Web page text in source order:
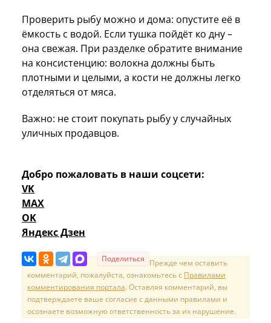
Проверить рыбу можно и дома: опустите её в
ёмкость с водой. Если тушка пойдёт ко дну –
она свежая. При разделке обратите внимание
на консистенцию: волокна должны быть
плотными и целыми, а кости не должны легко
отделяться от мяса.
Важно: не стоит покупать рыбу у случайных
уличных продавцов.
Добро пожаловать в наши соцсети:
VK
MAX
OK
Яндекс Дзен
Поделиться Прежде чем оставить
комментарий, пожалуйста, ознакомьтесь с Правилами
комментирования портала. Оставляя комментарий, вы
подтверждаете ваше согласие с данными правилами и
осознаете возможную ответственность за их нарушение.